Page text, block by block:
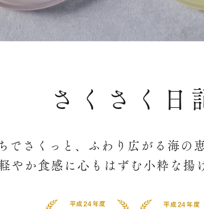
さくさく日
でさくっと、ふわり広がる海の
やか食感に心もはずむ小粋な揚げ